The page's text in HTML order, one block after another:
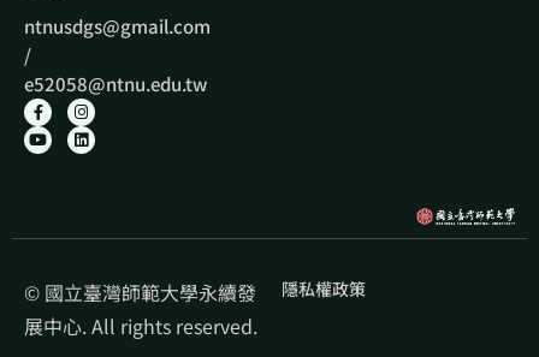
ntnusdgs@gmail.com
/
e52058@ntnu.edu.tw
© 國立臺灣師範大學永續發
展中心. All rights reserved.
隱私權政策